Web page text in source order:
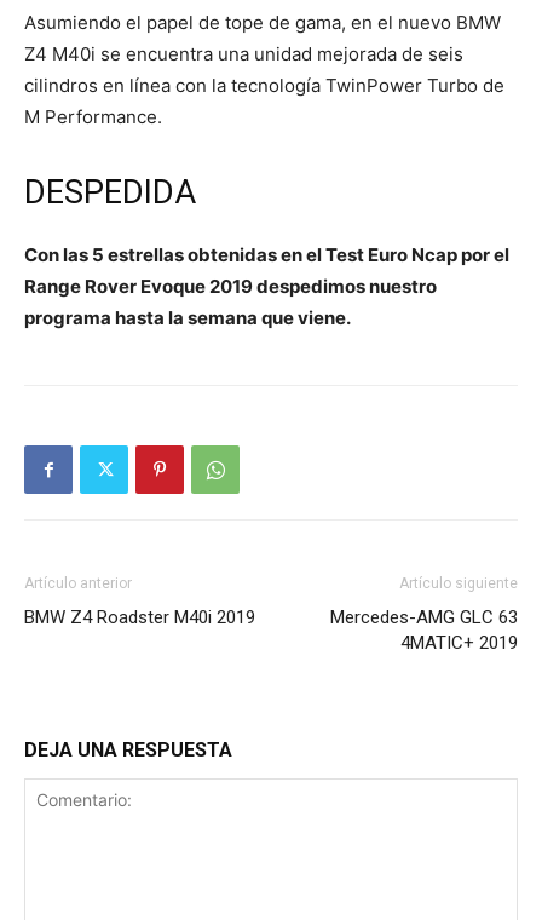
Asumiendo el papel de tope de gama, en el nuevo BMW
Z4 M40i se encuentra una unidad mejorada de seis
cilindros en línea con la tecnología TwinPower Turbo de
M Performance.
DESPEDIDA
Con las 5 estrellas obtenidas en el Test Euro Ncap por el
Range Rover Evoque 2019 despedimos nuestro
programa hasta la semana que viene.
Artículo anterior
BMW Z4 Roadster M40i 2019
Artículo siguiente
Mercedes-AMG GLC 63
4MATIC+ 2019
DEJA UNA RESPUESTA